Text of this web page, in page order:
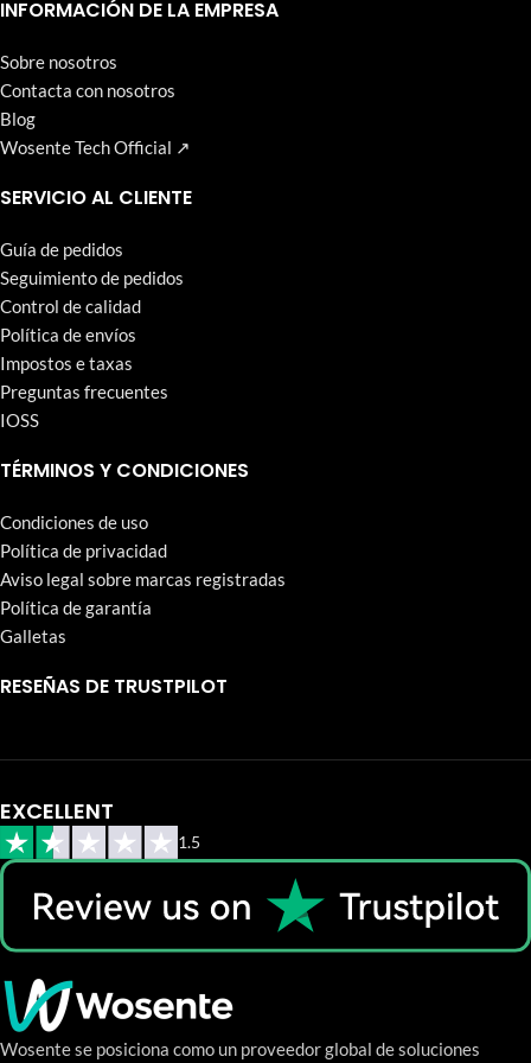
que Wosente-tech persigue incansablemente.
INFORMACIÓN DE LA EMPRESA
Sobre nosotros
Contacta con nosotros
Blog
Wosente Tech Official ↗
SERVICIO AL CLIENTE
Guía de pedidos
Seguimiento de pedidos
Control de calidad
Política de envíos
Impostos e taxas
Preguntas frecuentes
IOSS
TÉRMINOS Y CONDICIONES
Condiciones de uso
Política de privacidad
Aviso legal sobre marcas registradas
Política de garantía
Galletas
RESEÑAS DE TRUSTPILOT
EXCELLENT
1.5
Wosente se posiciona como un proveedor global de soluciones